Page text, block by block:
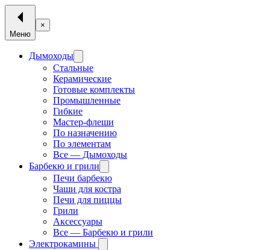
Меню
×
Дымоходы
Стальные
Керамические
Готовые комплекты
Промышленные
Гибкие
Мастер-флеши
По назначению
По элементам
Все — Дымоходы
Барбекю и грили
Печи барбекю
Чаши для костра
Печи для пиццы
Грили
Аксессуары
Все — Барбекю и грили
Электрокамины